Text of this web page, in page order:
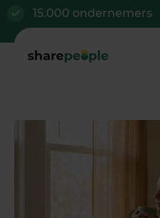
ondernemers